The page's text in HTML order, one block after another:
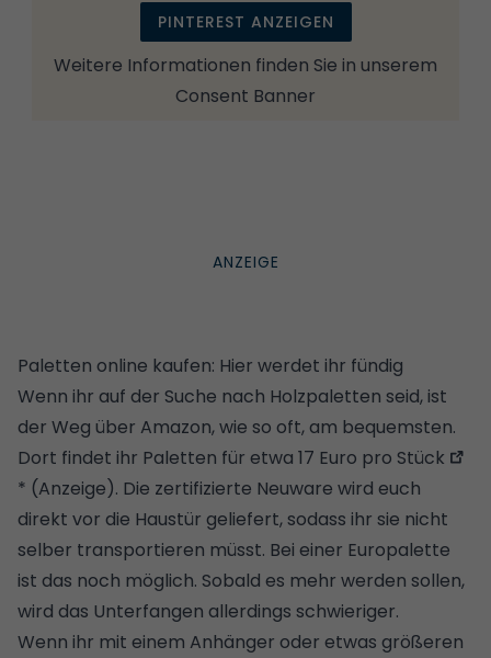
PINTEREST ANZEIGEN
Weitere Informationen finden Sie in unserem
Consent Banner
Paletten online kaufen: Hier werdet ihr fündig
Wenn ihr auf der Suche nach Holzpaletten seid, ist
der Weg über Amazon, wie so oft, am bequemsten.
Dort findet ihr Paletten für etwa 17 Euro pro Stück
* (Anzeige). Die zertifizierte Neuware wird euch
direkt vor die Haustür geliefert, sodass ihr sie nicht
selber transportieren müsst. Bei einer Europalette
ist das noch möglich. Sobald es mehr werden sollen,
wird das Unterfangen allerdings schwieriger.
Wenn ihr mit einem Anhänger oder etwas größeren